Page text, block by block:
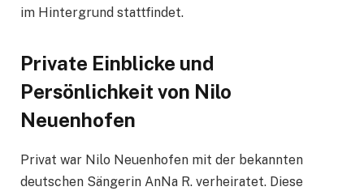
im Hintergrund stattfindet.
Private Einblicke und
Persönlichkeit von Nilo
Neuenhofen
Privat war Nilo Neuenhofen mit der bekannten
deutschen Sängerin AnNa R. verheiratet. Diese